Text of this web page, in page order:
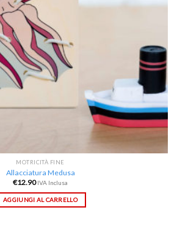
MOTRICITÀ FINE
Allacciatura Medusa
€12.90 IVA Inclusa
AGGIUNGI AL CARRELLO